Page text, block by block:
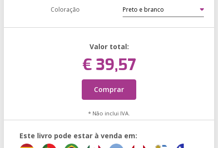
Coloração
Valor total:
€ 39,57
Comprar
* Não inclui IVA.
Este livro pode estar à venda em: